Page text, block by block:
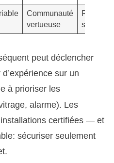
Communauté
vertueuse
Régime
peut déclencher
sur un
à prioriser les
alarme). Les
certifiées — et
sécuriser seulement